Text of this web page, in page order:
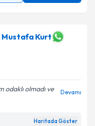
Mustafa Kurt
odaklı olmadı ve
Devamı
Haritada Göster